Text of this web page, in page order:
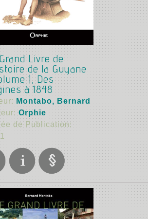
Livre de
de la Guyane
1, Des
à 1848
Montabo, Bernard
Orphie
de Publication: